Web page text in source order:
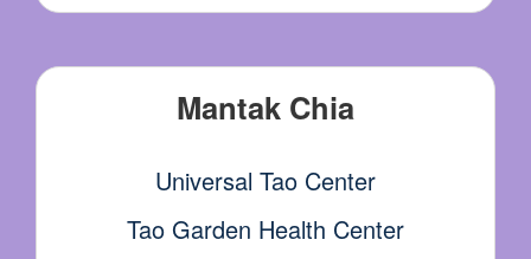
Mantak Chia
Universal Tao Center
Tao Garden Health Center